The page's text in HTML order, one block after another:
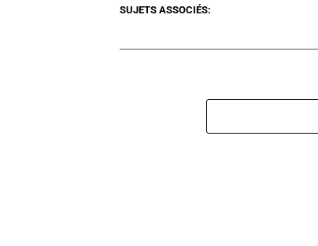
SUJETS ASSOCIÉS: